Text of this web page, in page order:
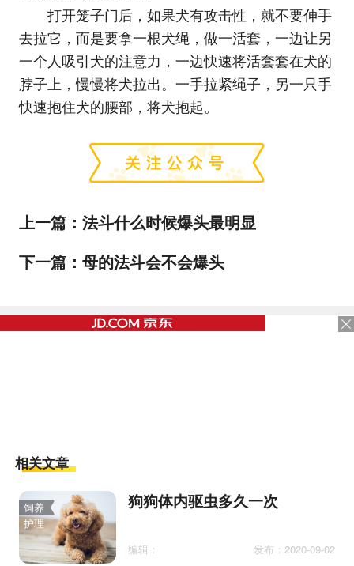
打开笼子门后，如果犬有攻击性，就不要伸手
去拉它，而是要拿一根犬绳，做一活套，一边让另
一个人吸引犬的注意力，一边快速将活套套在犬的
脖子上，慢慢将犬拉出。一手拉紧绳子，另一只手
快速抱住犬的腰部，将犬抱起。
上一篇： 法斗什么时候爆头最明显
下一篇： 母的法斗会不会爆头
相关文章
饲养
护理
狗狗体内驱虫多久一次
编辑： 发布：2020-09-02